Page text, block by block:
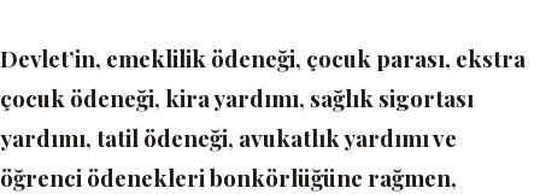
Devlet’in, emeklilik ödeneği, çocuk parası, ekstra
çocuk ödeneği, kira yardımı, sağlık sigortası
yardımı, tatil ödeneği, avukatlık yardımı ve
öğrenci ödenekleri bonkörlüğüne rağmen,